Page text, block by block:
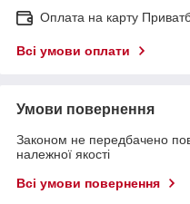
Оплата на карту
Всі умови оплати
Умови повернення
Законом не передбачено
належної якості
Всі умови повернення